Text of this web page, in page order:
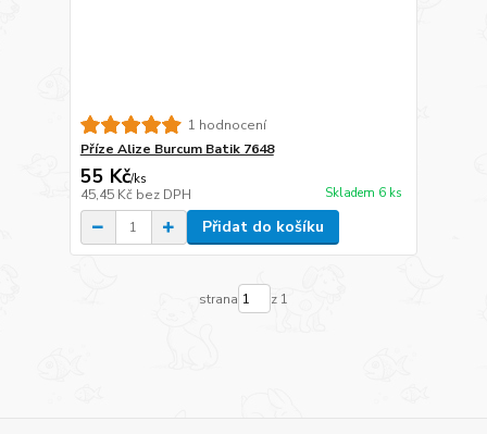
1 hodnocení
Příze Alize Burcum Batik 7648
55 Kč/ks
45,45 Kč bez DPH Skladem 6 ks
Přidat do košíku
strana z 1